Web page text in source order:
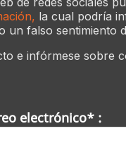
la cual podría
un falso sentimiento
e infórmese sobre
electrónico* :